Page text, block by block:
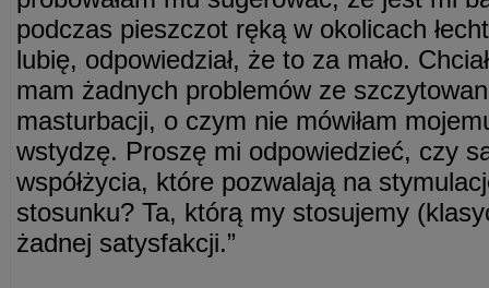
podczas pieszczot ręką w okolicach
lubię, odpowiedział, że to za mało.
mam żadnych problemów ze
masturbacji, o czym nie mówiłam
wstydzę. Proszę mi odpowiedzieć, czy
współżycia, które pozwalają na
stosunku? Ta, którą my stosujemy
żadnej satysfakcji.”